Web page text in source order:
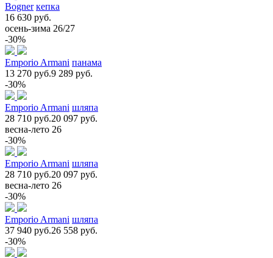
Bogner кепка
16 630 руб.
осень-зима 26/27
-30%
Emporio Armani панама
13 270 руб.9 289 руб.
-30%
Emporio Armani шляпа
28 710 руб.20 097 руб.
весна-лето 26
-30%
Emporio Armani шляпа
28 710 руб.20 097 руб.
весна-лето 26
-30%
Emporio Armani шляпа
37 940 руб.26 558 руб.
-30%